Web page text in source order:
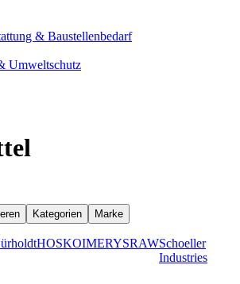
& Baustellenbedarf
Umweltschutz
Kategorien Marke
HOSKOIMERYSRAWSchoeller
Industries